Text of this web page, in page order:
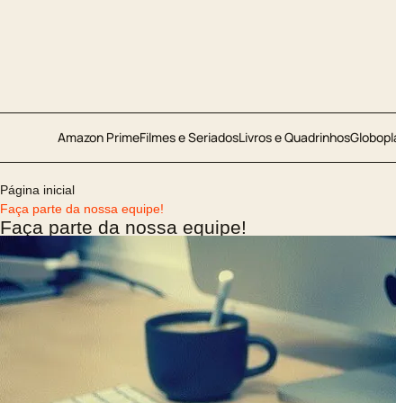
Amazon PrimeFilmes e SeriadosLivros e Quadrinhos
Página inicial
Faça parte da nossa equipe!
Faça parte da nossa equipe!